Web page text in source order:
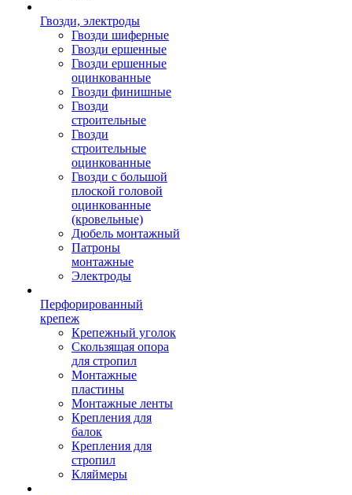
Гвозди, электроды
Гвозди шиферные
Гвозди ершенные
Гвозди ершенные
оцинкованные
Гвозди финишные
Гвозди
строительные
Гвозди
строительные
оцинкованные
Гвозди с большой
плоской головой
оцинкованные
(кровельные)
Дюбель монтажный
Патроны
монтажные
Электроды
Перфорированный
крепеж
Крепежный уголок
Скользящая опора
для стропил
Монтажные
пластины
Монтажные ленты
Крепления для
балок
Крепления для
стропил
Кляймеры